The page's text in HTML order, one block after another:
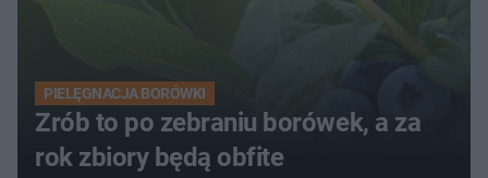
PIELĘGNACJA BORÓWKI
Zrób to po zebraniu borówek, a za
rok zbiory będą obfite